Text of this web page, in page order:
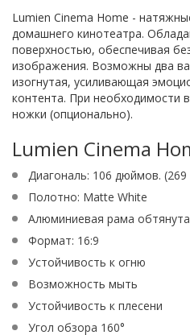
Lumien Cinema Home -
домашнего кинотеатра.
поверхностью, обеспечивая
изображения. Возможны два
изогнутая, усиливающая
контента. При необходимости
ножки (опционально).
Lumien Cinema
Диагональ: 106 дюймов. (269
Полотно: Matte White
Алюминиевая рама
Формат: 16:9
Устойчивость к огню
Возможность мыть
Устойчивость к плесени
Угол обзора 160°